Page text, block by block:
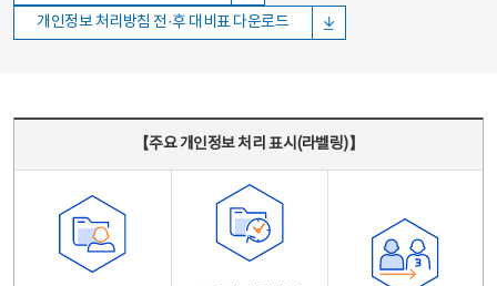
개인정보 처리방침 전·후 대비표 다운로드
【주요 개인정보 처리 표시(라벨링)】